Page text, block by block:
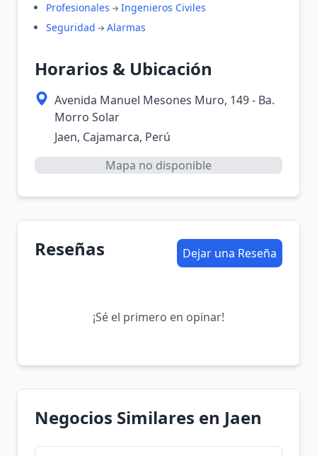
Profesionales
Ingenieros Civiles
Seguridad
Alarmas
Horarios & Ubicación
Avenida Manuel Mesones Muro, 149 - Ba.
Morro Solar
Jaen, Cajamarca, Perú
Mapa no disponible
Reseñas Dejar una Reseña
¡Sé el primero en opinar!
Negocios Similares en Jaen